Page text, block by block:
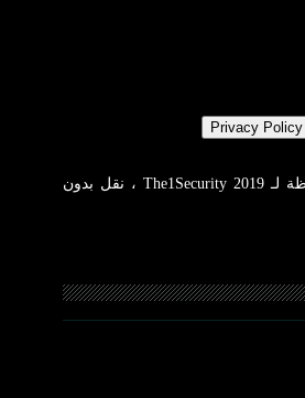
جميع الحقوق محفوظة لـ The1Security 2019 ، نقل بدون